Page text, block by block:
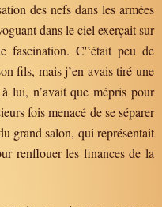
des nefs dans les armées
dans le ciel exerçait sur
fascination. C'‛était peu de
fils, mais j’en avais tiré une
lui, n’avait que mépris pour
fois menacé de se séparer
grand salon, qui représentait
renflouer les finances de la